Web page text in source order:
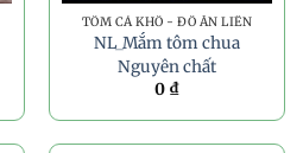
TÔM CÁ KHÔ - ĐỒ ĂN LIỀN
NL_Mắm tôm chua
Nguyên chất
0 ₫